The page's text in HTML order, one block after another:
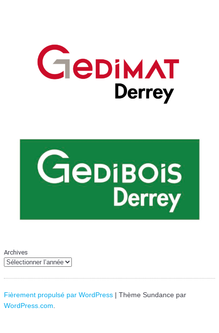
Archives
Fièrement propulsé par WordPress | Thème Sundance par
WordPress.com